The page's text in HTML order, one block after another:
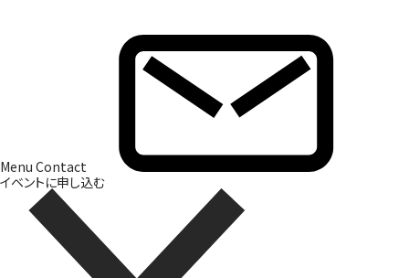
Menu Contact
イベントに申し込む